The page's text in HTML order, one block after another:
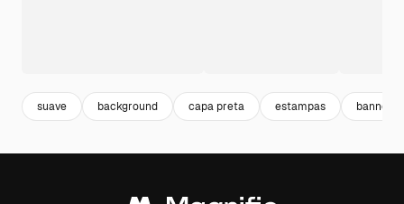
suave background capa preta estampas banner